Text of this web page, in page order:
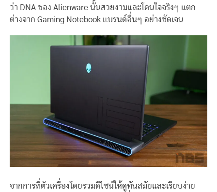
ว่า DNA ของ Alienware นั้นสวยงามและโดนใจจริงๆ แตก
ต่างจาก Gaming Notebook แบรนด์อื่นๆ อย่างชัดเจน
จากการที่ตัวเครื่องโดยรวมดีไซน์ให้ดูทันสมัยและเรียบง่าย